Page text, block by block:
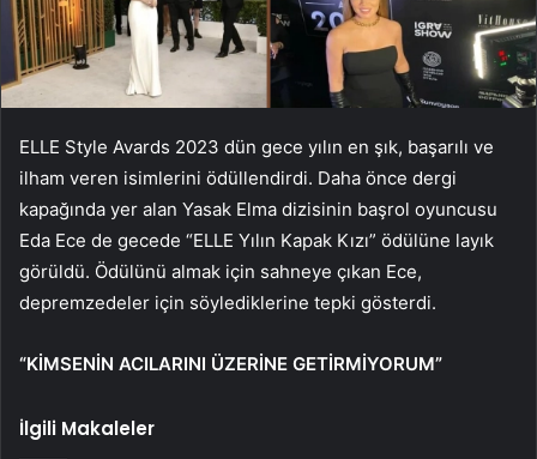
ELLE Style Avards 2023 dün gece yılın en şık, başarılı ve
ilham veren isimlerini ödüllendirdi. Daha önce dergi
kapağında yer alan Yasak Elma dizisinin başrol oyuncusu
Eda Ece de gecede “ELLE Yılın Kapak Kızı” ödülüne layık
görüldü. Ödülünü almak için sahneye çıkan Ece,
depremzedeler için söylediklerine tepki gösterdi.
“KİMSENİN ACILARINI ÜZERİNE GETİRMİYORUM”
İlgili Makaleler